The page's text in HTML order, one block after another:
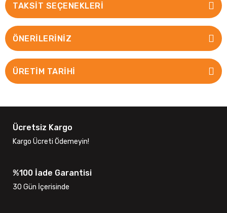
TAKSIT SEÇENEKLERI
ÖNERILERINIZ
ÜRETİM TARİHİ
Ücretsiz Kargo
Kargo Ücreti Ödemeyin!
%100 İade Garantisi
30 Gün İçerisinde